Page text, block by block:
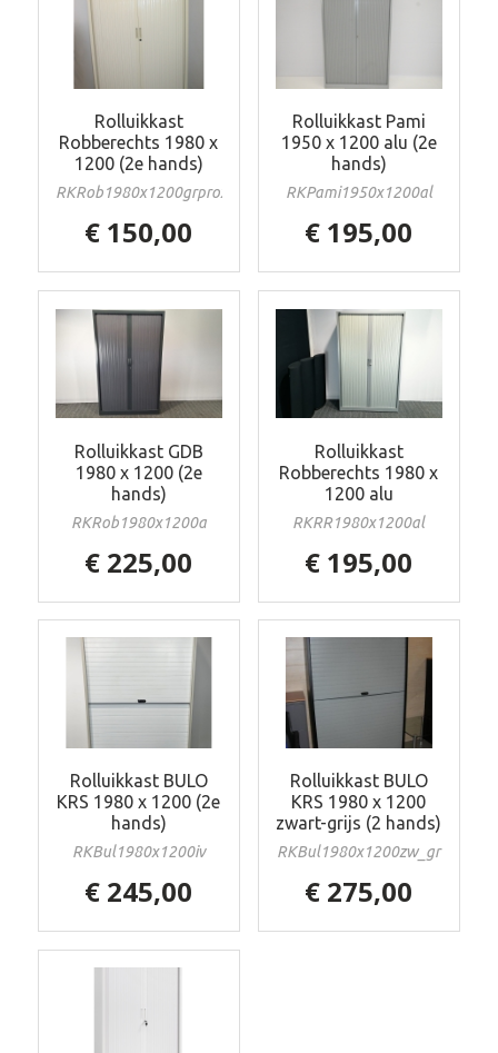
Rolluikkast
Robberechts 1980 x
1200 (2e hands)
RKRob1980x1200grprox
€ 150,00
Rolluikkast Pami
1950 x 1200 alu (2e
hands)
RKPami1950x1200al
€ 195,00
Rolluikkast GDB
1980 x 1200 (2e
hands)
RKRob1980x1200a
€ 225,00
Rolluikkast
Robberechts 1980 x
1200 alu
RKRR1980x1200al
€ 195,00
Rolluikkast BULO
KRS 1980 x 1200 (2e
hands)
RKBul1980x1200iv
€ 245,00
Rolluikkast BULO
KRS 1980 x 1200
zwart-grijs (2 hands)
RKBul1980x1200zw_gr
€ 275,00